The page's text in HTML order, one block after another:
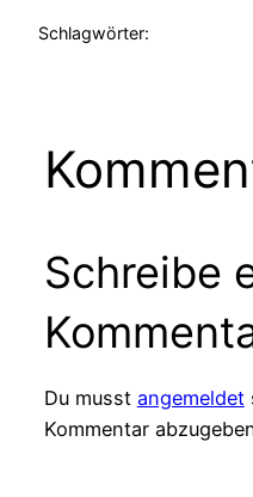
Schlagwörter:
Schreibe
Du musst angemeldet
Kommentar